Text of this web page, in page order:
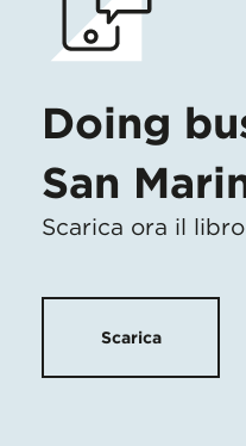
Doing
San
Scarica ora il
Scarica